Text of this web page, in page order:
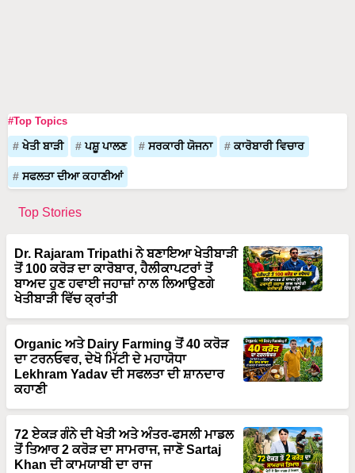
#Top Topics
ਖੇਤੀ ਬਾੜੀ ਪਸ਼ੂ ਪਾਲਣ ਸਰਕਾਰੀ ਯੋਜਨਾ ਕਾਰੋਬਾਰੀ ਵਿਚਾਰ
ਸਫਲਤਾ ਦੀਆ ਕਹਾਣੀਆਂ
Top Stories
Dr. Rajaram Tripathi ਨੇ ਬਣਾਇਆ ਖੇਤੀਬਾੜੀ
ਤੋਂ 100 ਕਰੋੜ ਦਾ ਕਾਰੋਬਾਰ, ਹੈਲੀਕਾਪਟਰਾਂ ਤੋਂ
ਬਾਅਦ ਹੁਣ ਹਵਾਈ ਜਹਾਜ਼ਾਂ ਨਾਲ ਲਿਆਉਣਗੇ
ਖੇਤੀਬਾੜੀ ਵਿੱਚ ਕ੍ਰਾਂਤੀ
Organic ਅਤੇ Dairy Farming ਤੋਂ 40 ਕਰੋੜ
ਦਾ ਟਰਨਓਵਰ, ਦੇਖੋ ਮਿੱਟੀ ਦੇ ਮਹਾਯੋਧਾ
Lekhram Yadav ਦੀ ਸਫਲਤਾ ਦੀ ਸ਼ਾਨਦਾਰ
ਕਹਾਣੀ
72 ਏਕੜ ਗੰਨੇ ਦੀ ਖੇਤੀ ਅਤੇ ਅੰਤਰ-ਫਸਲੀ ਮਾਡਲ
ਤੋਂ ਤਿਆਰ 2 ਕਰੋੜ ਦਾ ਸਾਮਰਾਜ, ਜਾਣੋ Sartaj
Khan ਦੀ ਕਾਮਯਾਬੀ ਦਾ ਰਾਜ